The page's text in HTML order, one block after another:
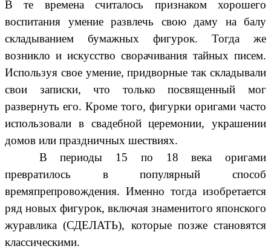
В те времена считалось признаком хорошего
воспитания умение развлечь свою даму на балу
складыванием бумажных фигурок. Тогда же
возникло и искусство сворачивания тайных писем.
Используя свое умение, придворные так складывали
свои записки, что только посвященный мог
развернуть его. Кроме того, фигурки оригами часто
использовали в свадебной церемонии, украшении
домов или праздничных шествиях.
В периоды 15 по 18 века оригами
превратилось в популярный способ
времяпрепровождения. Именно тогда изобретается
ряд новых фигурок, включая знаменитого японского
журавлика (СДЕЛАТЬ), которые позже становятся
классическими.